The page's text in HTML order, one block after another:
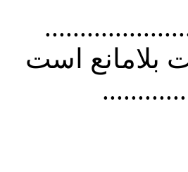
استفاده از
بلامانع است